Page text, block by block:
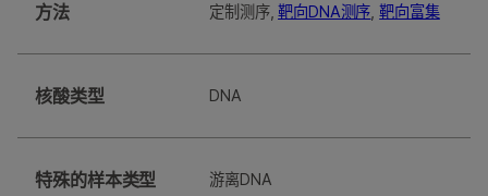
方法 定制测序,靶向DNA测序 ,靶向富集
核酸类型 DNA
特殊的样本类型 游离DNA